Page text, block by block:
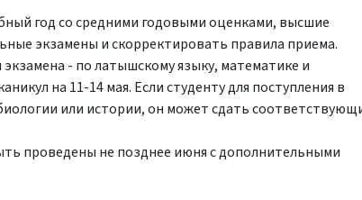
год со средними годовыми оценками, высшие
экзамены и скорректировать правила приема.
- по латышскому языку, математике и
на 11-14 мая. Если студенту для поступления в
или истории, он может сдать
проведены не позднее июня с дополнительными